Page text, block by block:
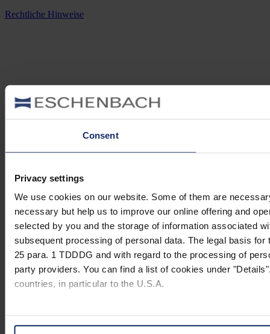
Consent
Privacy settings
We use cookies on our website. Some of them are
necessary but help us to improve our online offering and
selected by you and the storage of information associated
subsequent processing of personal data. The legal basis
25 para. 1 TDDDG and with regard to the processing of
party providers. You can find a list of cookies under
countries, in particular to the U.S.A.
You can consent to the use of non-essential cookies by
Rechtliche Hinweise